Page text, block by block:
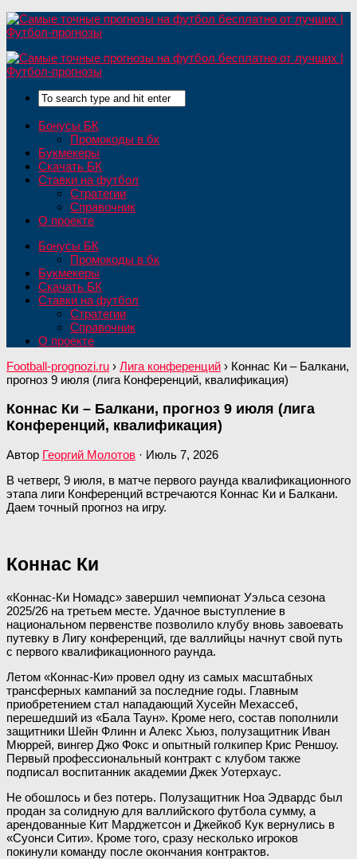
Бонусы БК
Промокоды в бк
Букмекеры
Скачать БК
Ставки на футбол
Стратегии
Справочник
О проекте
Бонусы БК
Промокоды в бк
Букмекеры
Скачать БК
Ставки на футбол
Стратегии
Справочник
О проекте
Football-prognozi.ru › Лига конференций › Коннас Ки – Балкани,
прогноз 9 июля (лига Конференций, квалификация)
Коннас Ки – Балкани, прогноз 9 июля (лига
Конференций, квалификация)
Автор Георгий Молотов · Июль 7, 2026
В четверг, 9 июля, в матче первого раунда квалификационного
этапа лиги Конференций встречаются Коннас Ки и Балкани.
Даем точный прогноз на игру.
Коннас Ки
«Коннас-Ки Номадс» завершил чемпионат Уэльса сезона
2025/26 на третьем месте. Удачное выступление в
национальном первенстве позволило клубу вновь завоевать
путевку в Лигу конференций, где валлийцы начнут свой путь
с первого квалификационного раунда.
Летом «Коннас-Ки» провел одну из самых масштабных
трансферных кампаний за последние годы. Главным
приобретением стал нападающий Хусейн Мехассеб,
перешедший из «Бала Таун». Кроме него, состав пополнили
защитники Шейн Флинн и Алекс Хьюз, полузащитник Иван
Мюррей, вингер Джо Фокс и опытный голкипер Крис Реншоу.
Первый профессиональный контракт с клубом также
подписал воспитанник академии Джек Уотерхаус.
Не обошлось и без потерь. Полузащитник Ноа Эдвардс был
продан за солидную для валлийского футбола сумму, а
арендованные Кит Марджетсон и Джейкоб Кук вернулись в
«Суонси Сити». Кроме того, сразу несколько игроков
покинули команду после окончания контрактов.